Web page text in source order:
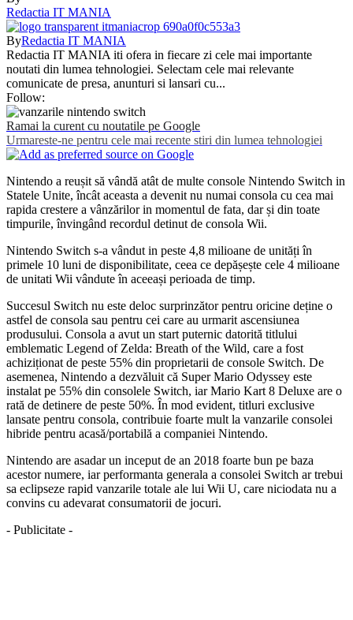
Redactia IT MANIA
ByRedactia IT MANIA
Redactia IT MANIA iti ofera in fiecare zi cele mai importante
noutati din lumea tehnologiei. Selectam cele mai relevante
comunicate de presa, anunturi si lansari cu...
Follow:
Ramai la curent cu noutatile pe Google
Urmareste-ne pentru cele mai recente stiri din lumea tehnologiei
Nintendo a reușit să vândă atât de multe console Nintendo Switch in
Statele Unite, încât aceasta a devenit nu numai consola cu cea mai
rapida crestere a vânzărilor in momentul de fata, dar și din toate
timpurile, învingând recordul detinut de consola Wii.
Nintendo Switch s-a vândut in peste 4,8 milioane de unități în
primele 10 luni de disponibilitate, ceea ce depășește cele 4 milioane
de unitati Wii vândute în aceeași perioada de timp.
Succesul Switch nu este deloc surprinzător pentru oricine deține o
astfel de consola sau pentru cei care au urmarit ascensiunea
produsului. Consola a avut un start puternic datorită titlului
emblematic Legend of Zelda: Breath of the Wild, care a fost
achiziționat de peste 55% din proprietarii de console Switch. De
asemenea, Nintendo a dezvăluit că Super Mario Odyssey este
instalat pe 55% din consolele Switch, iar Mario Kart 8 Deluxe are o
rată de detinere de peste 50%. În mod evident, titluri exclusive
lansate pentru consola, contribuie foarte mult la vanzarile consolei
hibride pentru acasă/portabilă a companiei Nintendo.
Nintendo are asadar un inceput de an 2018 foarte bun pe baza
acestor numere, iar performanta generala a consolei Switch ar trebui
sa eclipseze rapid vanzarile totale ale lui Wii U, care niciodata nu a
convins cu adevarat consumatorii de jocuri.
- Publicitate -